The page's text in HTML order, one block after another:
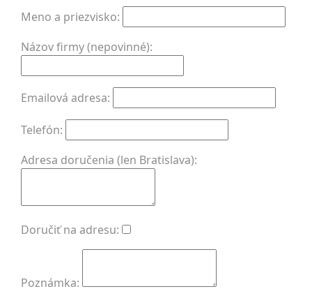
Meno a priezvisko:
Názov firmy (nepovinné):
Emailová adresa:
Telefón:
Adresa doručenia (len Bratislava):
Doručiť na adresu:
Poznámka: